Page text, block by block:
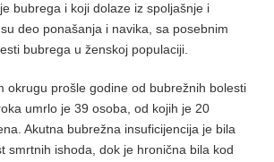
bubrega i koji dolaze iz spoljašnje i
deo ponašanja i navika, sa posebnim
bubrega u ženskoj populaciji.
okrugu prošle godine od bubrežnih bolesti
umrlo je 39 osoba, od kojih je 20
Akutna bubrežna insuficijencija je bila
smrtnih ishoda, dok je hronična bila kod